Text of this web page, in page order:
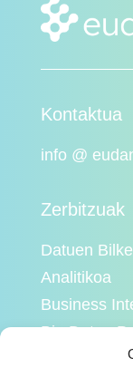
Kontaktua
info @
Zerbitzuak
Datuen
Analitikoa
Business
Big Datan
Adimen